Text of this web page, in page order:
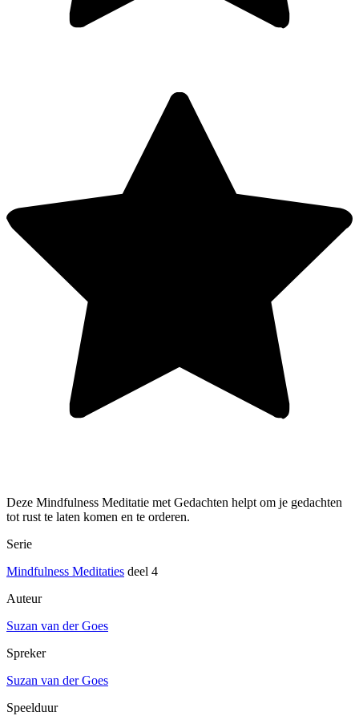
Deze Mindfulness Meditatie met Gedachten helpt om je gedachten
tot rust te laten komen en te orderen.
Serie
Mindfulness Meditaties deel 4
Auteur
Suzan van der Goes
Spreker
Suzan van der Goes
Speelduur